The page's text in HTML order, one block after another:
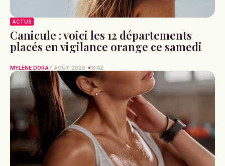
ACTUS
Canicule : voici les 12 départements
placés en vigilance orange ce samedi
MYLÈNE DORA7 AOÛT 2026 16:42